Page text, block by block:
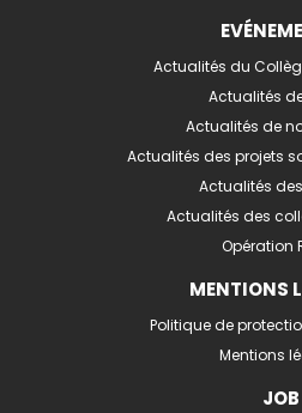
Actualités du
Actualités de
Actualités de
Actualités des projets
Actualités
Actualités des
Opération
MENTIONS
Politique de
Mentions
JOB